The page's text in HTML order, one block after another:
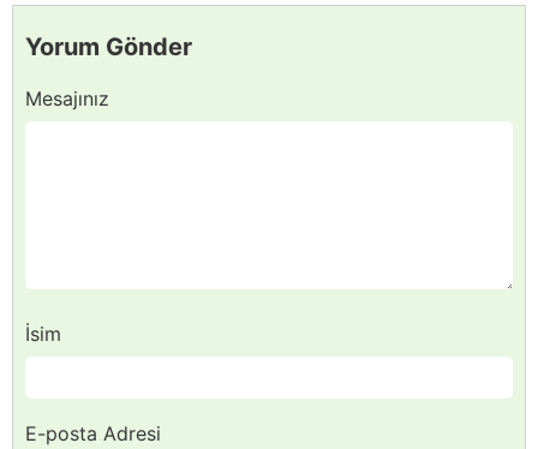
Yorum Gönder
Mesajınız
İsim
E-posta Adresi